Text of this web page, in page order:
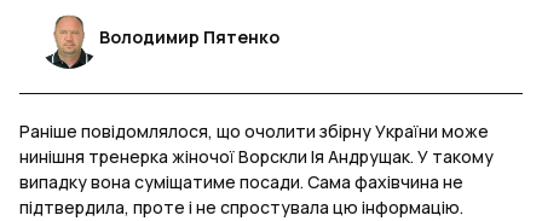
Володимир Пятенко
Раніше повідомлялося, що очолити збірну України може
нинішня тренерка жіночої Ворскли Ія Андрущак. У такому
випадку вона суміщатиме посади. Сама фахівчина не
підтвердила, проте і не спростувала цю інформацію.